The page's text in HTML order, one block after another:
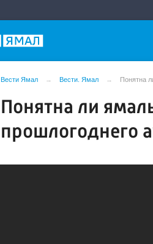
Вести Ямал Вести. Ямал Понятна
Понятна ли
прошлогоднего